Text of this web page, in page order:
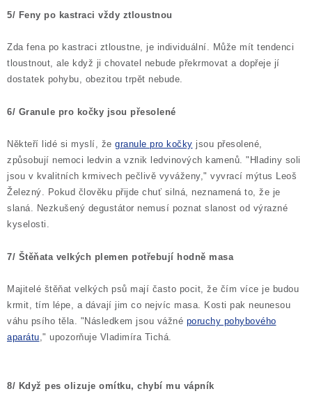
5/ Feny po kastraci vždy ztloustnou
Zda fena po kastraci ztloustne, je individuální. Může mít tendenci
tloustnout, ale když ji chovatel nebude překrmovat a dopřeje jí
dostatek pohybu, obezitou trpět nebude.
6/ Granule pro kočky jsou přesolené
Někteří lidé si myslí, že granule pro kočky jsou přesolené,
způsobují nemoci ledvin a vznik ledvinových kamenů. "Hladiny soli
jsou v kvalitních krmivech pečlivě vyváženy," vyvrací mýtus Leoš
Železný. Pokud člověku přijde chuť silná, neznamená to, že je
slaná. Nezkušený degustátor nemusí poznat slanost od výrazné
kyselosti.
7/ Štěňata velkých plemen potřebují hodně masa
Majitelé štěňat velkých psů mají často pocit, že čím více je budou
krmit, tím lépe, a dávají jim co nejvíc masa. Kosti pak neunesou
váhu psího těla. "Následkem jsou vážné poruchy pohybového
aparátu," upozorňuje Vladimíra Tichá.
8/ Když pes olizuje omítku, chybí mu vápník